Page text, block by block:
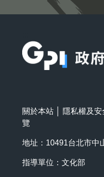
關於本站 隱私權及
覽
地址：10491台北市中
指導單位：文化部